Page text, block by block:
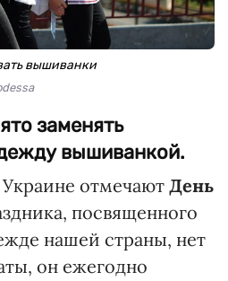
вышиванки
заменять
вышиванкой.
Украине отмечают День
посвященного
нашей страны, нет
он ежегодно